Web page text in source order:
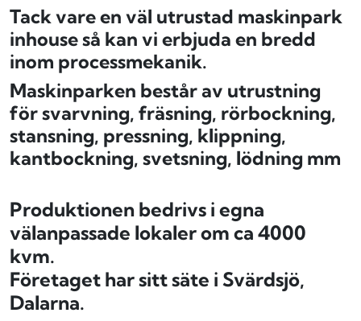
Tack vare en väl utrustad maskinpark
inhouse så kan vi erbjuda en bredd
inom processmekanik.
Maskinparken består av utrustning
för svarvning, fräsning, rörbockning,
stansning, pressning, klippning,
kantbockning, svetsning, lödning mm
Produktionen bedrivs i egna
välanpassade lokaler om ca 4000
kvm.
Företaget har sitt säte i Svärdsjö,
Dalarna.